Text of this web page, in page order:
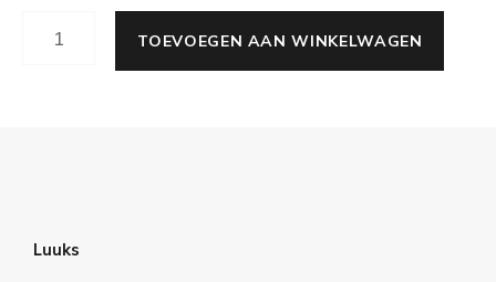
TOEVOEGEN AAN WINKELWAGEN
Luuks